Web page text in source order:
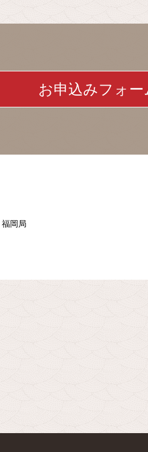
お申込みフォー
岡局